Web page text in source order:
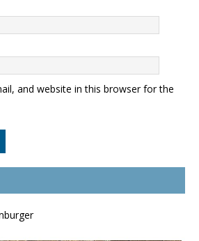
and website in this browser for the